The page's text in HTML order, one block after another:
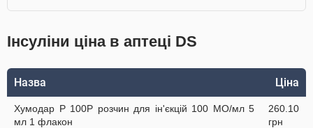
Інсуліни ціна в аптеці DS
Назва Ціна
Хумодар Р 100Р розчин для ін'єкцій 100 МО/мл 5
мл 1 флакон
260.10
грн